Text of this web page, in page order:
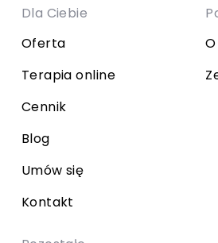
Dla Ciebie
Oferta
Terapia online
Cennik
Blog
Umów się
Kontakt